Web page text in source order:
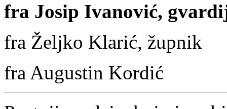
fra Josip Ivanović,
fra Željko Klarić, župnik
fra Augustin Kordić